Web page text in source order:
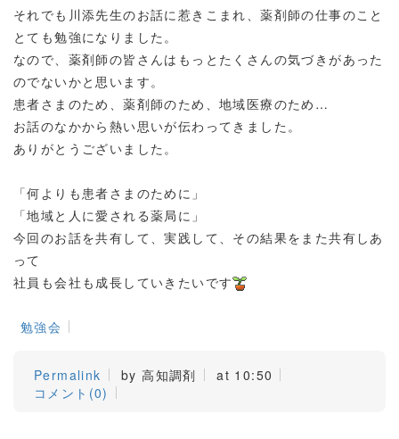
それでも川添先生のお話に惹きこまれ、薬剤師の仕事のこと
とても勉強になりました。
なので、薬剤師の皆さんはもっとたくさんの気づきがあった
のでないかと思います。
患者さまのため、薬剤師のため、地域医療のため…
お話のなかから熱い思いが伝わってきました。
ありがとうございました。
「何よりも患者さまのために」
「地域と人に愛される薬局に」
今回のお話を共有して、実践して、その結果をまた共有しあ
って
社員も会社も成長していきたいです
勉強会
Permalink by 高知調剤
at 10:50
コメント(0)